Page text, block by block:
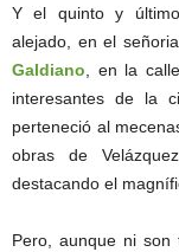
Y el quinto y
alejado, en el
Galdiano , en la
interesantes de la
perteneció al
obras de
destacando el
Pero, aunque ni